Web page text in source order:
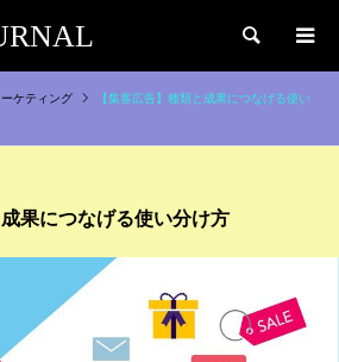
検索
ケティング
【集客広告】種類と成果につなげる使い
果につなげる使い分け方